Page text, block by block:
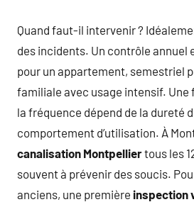
Quand faut-il intervenir ?
des incidents. Un contrôle annuel
pour un appartement, semestriel
familiale avec usage intensif. Une
la fréquence dépend de la dureté
comportement d’utilisation. À
canalisation Montpelliertous les
souvent à prévenir des soucis.
anciens, une première inspection